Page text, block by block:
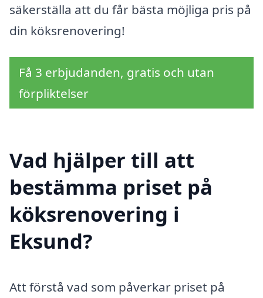
säkerställa att du får bästa möjliga pris på
din köksrenovering!
Få 3 erbjudanden, gratis och utan
förpliktelser
Vad hjälper till att
bestämma priset på
köksrenovering i
Eksund?
Att förstå vad som påverkar priset på